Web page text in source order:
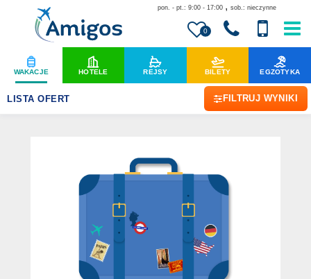
0
pon. - pt.: 9:00 - 17:00 , sob.: nieczynne
WAKACJE HOTELE REJSY BILETY EGZOTYKA
LISTA OFERT FILTRUJ WYNIKI